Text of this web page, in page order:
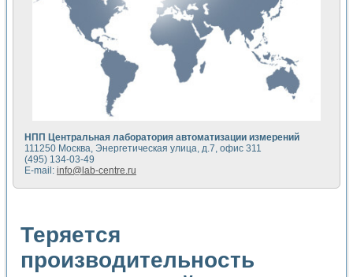
Устройство для снятия вольт-амперных характеристик
Передовые научные технологии: нано-, фемто-,
Автоматизированная установка по измерению временных
Автоматизированный лабораторный комплекс на базе
Визуализация моделирования и оптимизации тепловой
Виртуальный прибор для исследования функциональных
Исследование возможности создания экономичного
Исследование кинетики движения макрочастиц в
Метод прогнозирования свойств дисперсных продуктов
Недорогая система управления сверхпроводящим
Применение технологий NI в курсе экспериментальной
Расчет переноса аэрозоля и выпадения осадка в
Применение NI VISION для геометрического анализа в
Управление движением с помощью программно -
НПП Центральная лаборатория автоматизации измерений
111250 Москва, Энергетическая улица, д.7, офис 311
(495) 134-03-49
E-mail: info@lab-centre.ru
Теряется
производительность